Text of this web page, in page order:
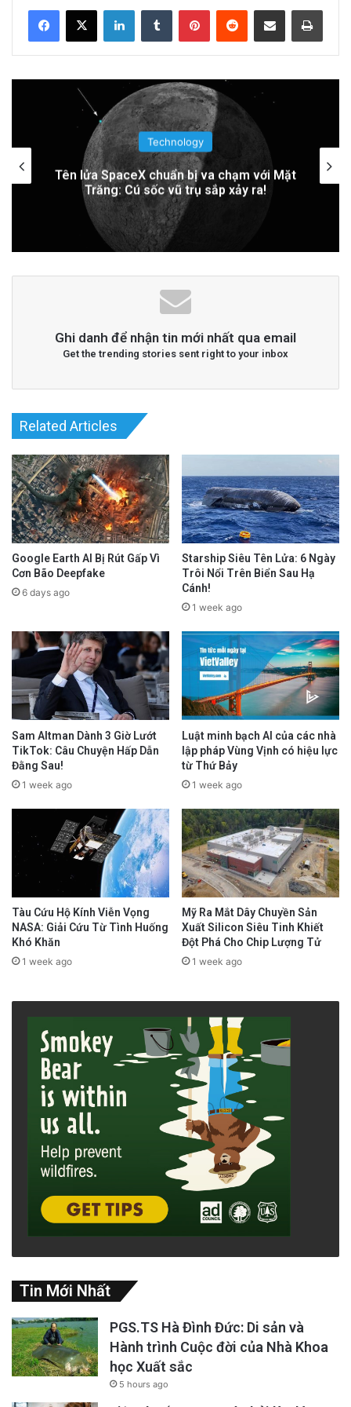
Related Articles
5 hours ago
Khám Phá Máy Đào Hầm Nổ Đá Đầu Tiên
Trên Thế Giới: Bước Đột Phá Trong Công
Nghệ Xây Dựng
1 day ago
advertisement
LinkedInTumblr PinterestReddit Share via Email Print
Technology
Trung Quốc áp dụng công nghệ lượng tử
để ngăn chặn tình trạng mất điện diện
rộng
Ghi danh để nhận tin mới nhất qua email
Get the trending stories sent right to your inbox
Related Articles
Google Earth AI Bị Rút Gấp Vì
Cơn Bão Deepfake
6 days ago
Starship Siêu Tên Lửa: 6 Ngày
Trôi Nổi Trên Biển Sau Hạ
Cánh!
1 week ago
Sam Altman Dành 3 Giờ Lướt
TikTok: Câu Chuyện Hấp Dẫn
Đằng Sau!
1 week ago
Luật minh bạch AI của các nhà
lập pháp Vùng Vịnh có hiệu lực
từ Thứ Bảy
1 week ago
Tàu Cứu Hộ Kính Viễn Vọng
NASA: Giải Cứu Từ Tình Huống
Khó Khăn
1 week ago
Mỹ Ra Mắt Dây Chuyền Sản
Xuất Silicon Siêu Tinh Khiết
Đột Phá Cho Chip Lượng Tử
1 week ago
Tin Mới Nhất
PGS.TS Hà Đình Đức: Di sản và
Hành trình Cuộc đời của Nhà Khoa
học Xuất sắc
5 hours ago